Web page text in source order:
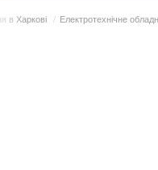
в Харкові / Електротехнічне